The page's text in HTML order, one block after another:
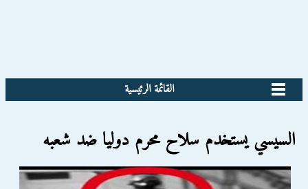
القائمة الرئيسية
السيسي يستخدم سلاح محرم دوليا ضد شعبه